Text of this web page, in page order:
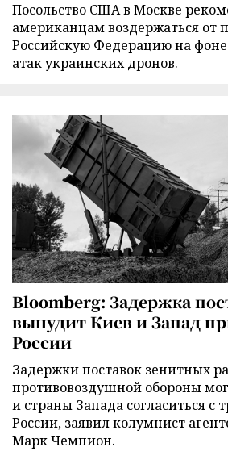
Посольство США в Москве
американцам воздержаться от
Российскую Федерацию на
атак украинских дронов.
Bloomberg: Задержка
вынудит Киев и Запад
России
Задержки поставок зенитных
противовоздушной обороны
и страны Запада согласиться с
России, заявил колумнист
Марк Чемпион.